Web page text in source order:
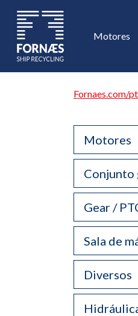
Motores
Fornaes.com/pt
Motores
Conjunto
Gear /
Sala de
Diversos